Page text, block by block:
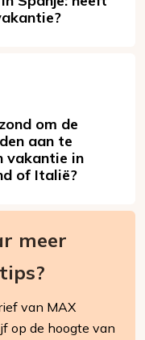
om de
aan te
vakantie in
of Italië?
meer
van MAX
op de hoogte van